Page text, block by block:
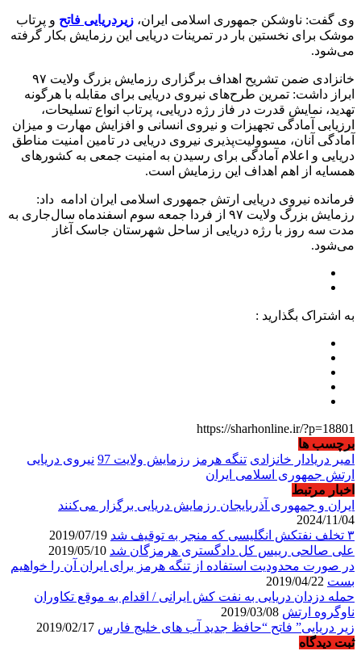
وی گفت: ناوشکن جمهوری اسلامی ایران، زیردریایی فاتح و پرتاب
موشک برای نخستین بار در تمرینات دریایی این رزمایش بکار گرفته
می‌شود.
خانزادی ضمن تشریح اهداف برگزاری رزمایش بزرگ ولایت ۹۷
ابراز داشت: تمرین طرح‌های نیروی دریایی برای مقابله با هرگونه
تهدید، نمایش قدرت در فاز رژه دریایی، پرتاب انواع تسلیحات،
ارزیابی آمادگی تجهیزات و نیروی انسانی و افزایش مهارت و میزان
آمادگی آنان، مسوولیت‌پذیری نیروی دریایی در تامین امنیت مناطق
دریایی و اعلام آمادگی برای رسیدن به امنیت جمعی به کشورهای
همسایه از اهم اهداف این رزمایش است.
فرمانده نیروی دریایی ارتش جمهوری اسلامی ایران ادامه داد:
رزمایش بزرگ ولایت ۹۷ از فردا جمعه سوم اسفندماه سال‌جاری به
مدت سه روز با رژه دریایی از ساحل شهرستان جاسک آغاز
می‌شود.
به اشتراک بگذارید :
https://sharhonline.ir/?p=18801
برچسب ها
امیر دریادار خانزادی تنگه هرمز رزمایش ولایت 97
نیروی دریایی
ارتش جمهوری اسلامی ایران
اخبار مرتبط
ایران و جمهوری آذربایجان رزمایش دریایی برگزار می‌کنند
2024/11/04
۳ تخلف نفتکش انگلیسی که منجر به توقیف شد
علی صالحی رییس کل دادگستری هرمزگان شد
در صورت محدودیت استفاده از تنگه هرمز برای ایران آن را خواهیم
بست
حمله دزدان دریایی به نفت کش ایرانی / اقدام به موقع تکاوران
ناوگروه ارتش
زیر دریایی” فاتح “حافظ جدید آب های خلیج فارس
ثبت دیدگاه